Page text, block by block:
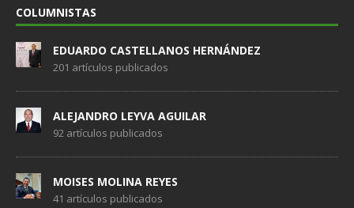
COLUMNISTAS
EDUARDO CASTELLANOS HERNÁNDEZ
201 artículos publicados
ALEJANDRO LEYVA AGUILAR
92 artículos publicados
MOISES MOLINA REYES
41 artículos publicados